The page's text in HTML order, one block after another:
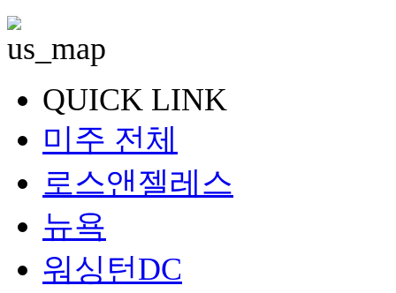
QUICK LINK
미주 전체
로스앤젤레스
뉴욕
워싱턴DC